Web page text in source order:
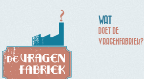
WAT
DOET DE
VRAGENFABRIEK?